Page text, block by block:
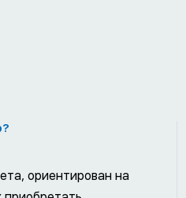
ориентирован на